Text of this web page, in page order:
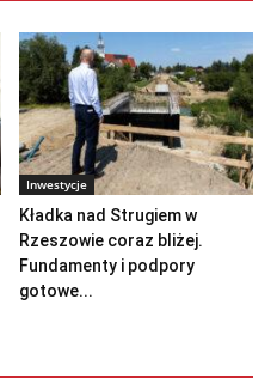
Inwestycje
Kładka nad Strugiem w
Rzeszowie coraz bliżej.
Fundamenty i podpory
gotowe...